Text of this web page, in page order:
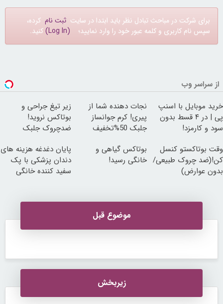
برای شرکت در مباحث تبادل نظر باید ابتدا در سایت ثبت نام کرده،
سپس نام کاربری و کلمه عبور خود را وارد نمایید؛ (Log In) کنید.
از سراسر وب
خرید موبایل با اسنپ
پی | در ۴ قسط بدون
سود و کارمزد!
نجات دهنده شما از
پیری! کرم جوانساز
جلبک 50%تخفیف
زیر تیغ جراحی و
بوتاکس نروید!
ضدچروک جلبک
وقت بوتاکستو کنسل
کن!(ضد چروک طبیعی/
بدون عوارض)
بوتاکس گیاهی و
خانگی رسید!
پایان دغدغه هزینه های
دندان پزشکی با پک
سفید کننده خانگی
موضوع قبل
زیربخش